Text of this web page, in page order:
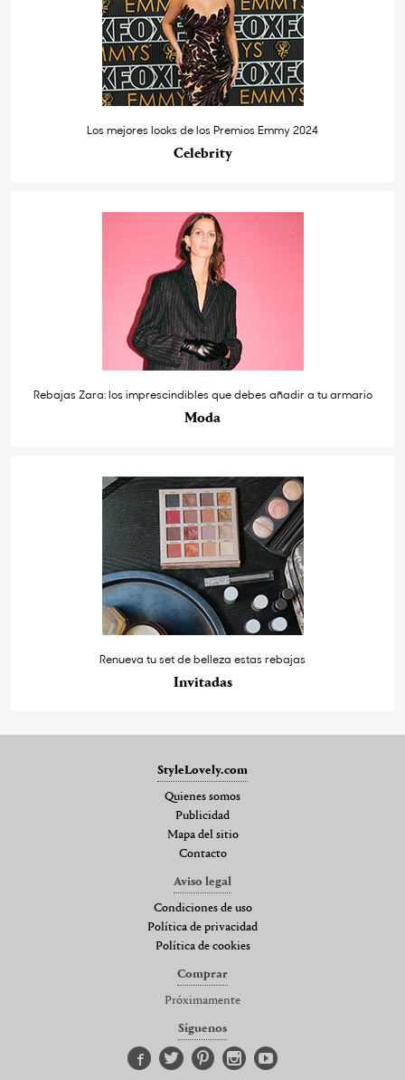
Los mejores looks de los Premios Emmy 2024
Celebrity
Rebajas Zara: los imprescindibles que debes añadir a tu armario
Moda
Renueva tu set de belleza estas rebajas
Invitadas
StyleLovely.com
Quienes somos
Publicidad
Mapa del sitio
Contacto
Aviso legal
Condiciones de uso
Política de privacidad
Política de cookies
Comprar
Próximamente
Síguenos